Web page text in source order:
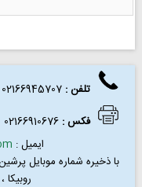
تلفن :
فکس:
02166910676
ایمیل :
با ذخیره شماره موبایل